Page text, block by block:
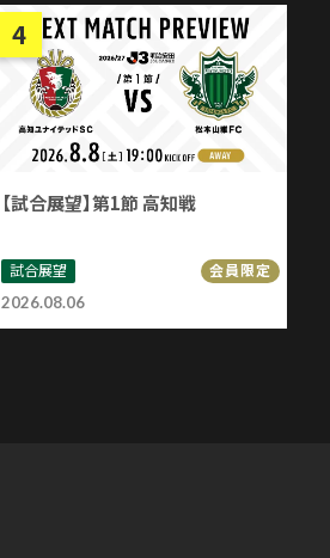
2026.08.06
【試合展望】第1節 高知戦
試合展望 会員限定